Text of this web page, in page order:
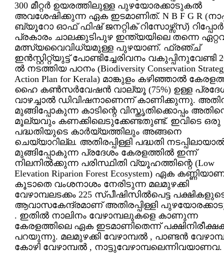
300 മീറ്റര്‍ ഉയരത്തിലുള്ള പുഴയോരക്കാടുകല്‍
അവശേഷിക്കുന്ന ഏക ഇടമാണിത്. N B F G R
ബ്യൂറോ ഓഫ് ഫിഷ് ജനറ്റിക് റിസോഴ്സ്സ്)
പ്രകാരം ചാലക്കുടിപുഴ ഇന്ത്യയിലെ തന്നെ
മത്സ്യവൈവിധ്യമുള്ള പുഴയാണ്. ഫ്രഞ്ച്
ഇന്‍സ്റ്റിറ്റ്യുട്ട് പോണ്ടിച്ചേരിവനം വകുപ്പിനുവേണ്ടി
ല്‍ നടത്തിയ പഠനം (Biodiversity Conservation
Action Plan for Kerala) മാങ്കുളം കഴിഞ്ഞാല്‍
ഹൈ കണ്‍സര്‍വേഷന്‍ വാല്യൂ (75%) ഉള്ള
വാഴച്ചാല്‍ ഡിവിഷനാണെന്ന് കാണിക്കുന്നു.
മുങ്ങിപ്പോകുന്ന കാടിന്റെ വിസ്തൃതിക്കൊപ്പം
മൂല്യവും കണക്കിലെടുക്കേണ്ടതുണ്ട്. ഇവിടെ ഒരു
പദ്ധതിയുടെ കാര്‍യ്യത്തിലും അങ്ങനെ
ചെയ്യാറില്ല. അതിരപ്പിള്ളി പദ്ധതി
മുങ്ങിപ്പോകുന്ന പ്രദേശം കേരളത്തില്‍ ഇന്ന്
നിലനില്‍ക്കുന്ന പരിസ്ഥിതി വ്യൂഹത്തിന്റെ (Low
Elevation Riparion Forest Ecosystem) ഏക
കൂടാതെ വംശനാശം നേരിടുന്ന മലമുഴക്കി
വേഴാമ്പലടക്കം 225 സ്പീഷിസില്‍പെട്ട
ആവാസകേന്ദ്രമാണ് അതിരപ്പിള്ളി
. ഇതില്‍ നാലിനം വേഴാമ്പലുകളെ കാണുന്ന
കേരളത്തിലെ ഏക ഇടമാണിതെന്ന്
പറയുന്നു. മലമുഴക്കി വേഴാമ്പല്‍ , പാണ്ടന്‍
കോഴി വേഴാമ്പല്‍ , നാട്ടുവേഴാമ്പലെന്നിവയാണവ.